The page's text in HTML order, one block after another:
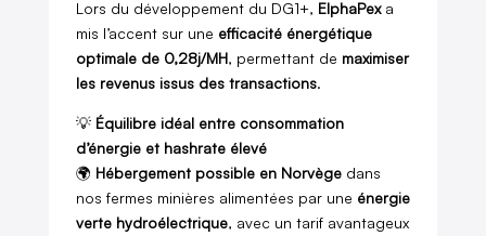
Lors du développement du DG1+, ElphaPexa
mis l’accent sur une efficacité énergétique
optimale de 0,28j/MH, permettant de maximiser
les revenus issus des transactions.
💡 Équilibre idéal entre consommation
d’énergie et hashrate élevé
🌍 Hébergement possible en Norvègedans
nos fermes minières alimentées par une énergie
verte hydroélectrique, avec un tarif avantageux